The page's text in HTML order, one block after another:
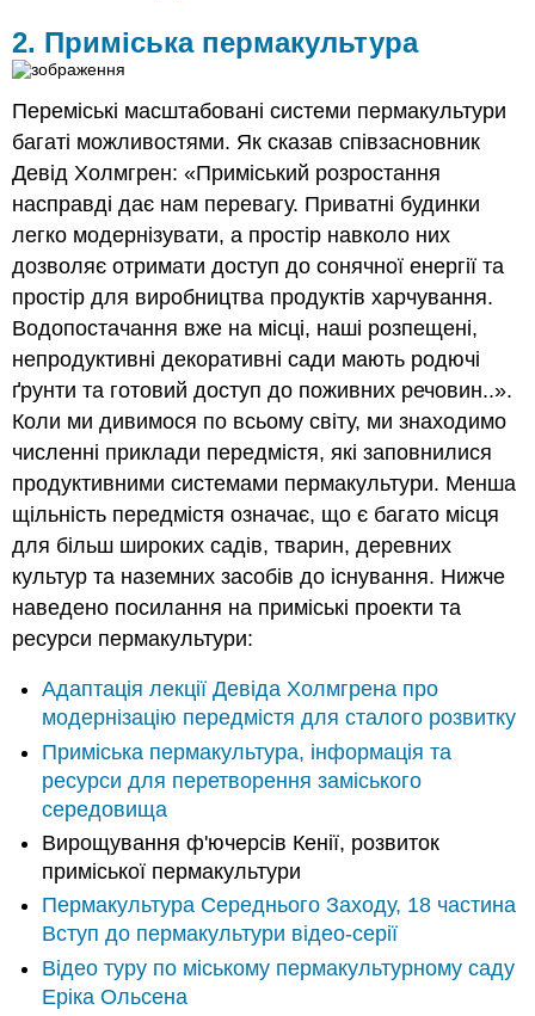
2. Приміська пермакультура
Переміські масштабовані системи пермакультури
багаті можливостями. Як сказав співзасновник
Девід Холмгрен: «Приміський розростання
насправді дає нам перевагу. Приватні будинки
легко модернізувати, а простір навколо них
дозволяє отримати доступ до сонячної енергії та
простір для виробництва продуктів харчування.
Водопостачання вже на місці, наші розпещені,
непродуктивні декоративні сади мають родючі
ґрунти та готовий доступ до поживних речовин..».
Коли ми дивимося по всьому світу, ми знаходимо
численні приклади передмістя, які заповнилися
продуктивними системами пермакультури. Менша
щільність передмістя означає, що є багато місця
для більш широких садів, тварин, деревних
культур та наземних засобів до існування. Нижче
наведено посилання на приміські проекти та
ресурси пермакультури:
Адаптація лекції Девіда Холмгрена про
модернізацію передмістя для сталого розвитку
Приміська пермакультура, інформація та
ресурси для перетворення заміського
середовища
Вирощування ф'ючерсів Кенії, розвиток
приміської пермакультури
Пермакультура Середнього Заходу, 18 частина
Вступ до пермакультури відео-серії
Відео туру по міському пермакультурному саду
Еріка Ольсена